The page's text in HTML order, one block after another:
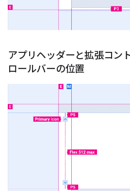
アプリヘッダーと拡張コン
ロールバーの位置